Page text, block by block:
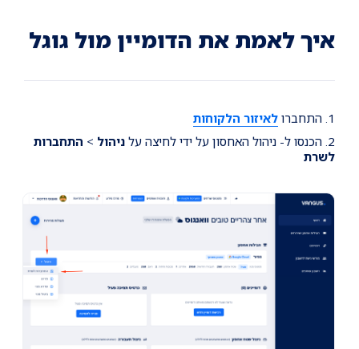
navigation
איך לאמת את הדומיין מול גוגל
1. התחברו
לאיזור הלקוחות
2. הכנסו ל- ניהול האחסון על ידי לחיצה על
ניהול > התחברות
לשרת